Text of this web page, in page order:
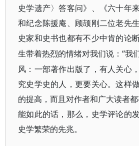
史学遗产〉答客问》、《六十年
和纪念陈援庵、顾颉刚二位老先
史家和史书也都有不少中肯的论
生带着热烈的情绪对我们说：“我
风：一部著作出版了，有人关心
究史学史的人，更要关心。这样
的提高，而且对作者和广大读者
能如此的话，那么，史学评论的
史学繁荣的先兆。